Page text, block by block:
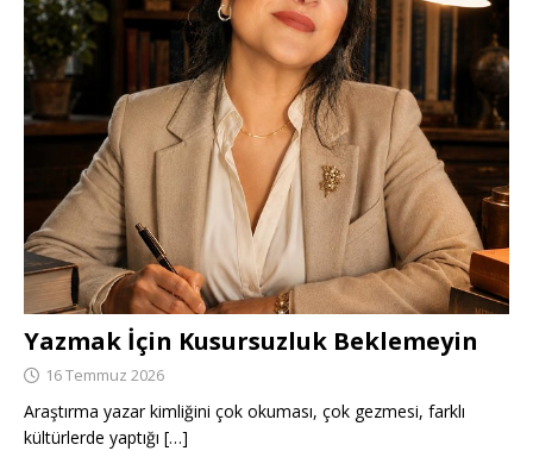
Yazmak İçin Kusursuzluk Beklemeyin
16 Temmuz 2026
Araştırma yazar kimliğini çok okuması, çok gezmesi, farklı
kültürlerde yaptığı […]